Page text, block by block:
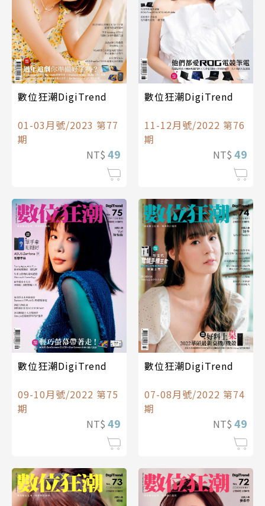
數位狂潮DigiTrend
01-03月號/2023 第77
期
NT$ 49
數位狂潮DigiTrend
11-12月號/2022 第76
期
NT$ 49
數位狂潮DigiTrend
09-10月號/2022 第75
期
NT$ 49
數位狂潮DigiTrend
07-08月號/2022 第74
期
NT$ 49